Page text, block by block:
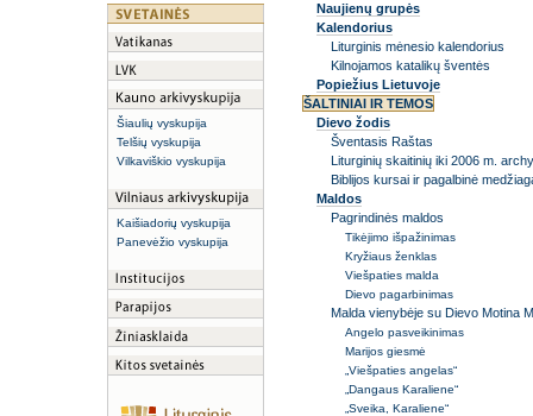
Šiaulių vyskupija
Telšių vyskupija
Vilkaviškio vyskupija
Kaišiadorių vyskupija
Panevėžio vyskupija
Naujienų grupės
Kalendorius
Liturginis mėnesio kalendorius
Kilnojamos katalikų šventės
Popiežius Lietuvoje
ŠALTINIAI IR TEMOS
Dievo žodis
Šventasis Raštas
Liturginių skaitinių iki 2006 m.
Biblijos kursai ir pagalbinė
Maldos
Pagrindinės maldos
Tikėjimo išpažinimas
Kryžiaus ženklas
Viešpaties malda
Dievo pagarbinimas
Malda vienybėje su Dievo Motina
Angelo pasveikinimas
Marijos giesmė
„Viešpaties angelas“
„Dangaus Karaliene“
„Sveika, Karaliene“